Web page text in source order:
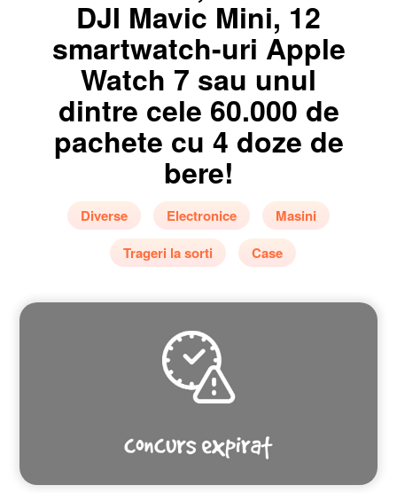
DJI Mavic Mini, 12
smartwatch-uri Apple
Watch 7 sau unul
dintre cele 60.000 de
pachete cu 4 doze de
bere!
Diverse Electronice
Masini
Trageri la sorti
Case